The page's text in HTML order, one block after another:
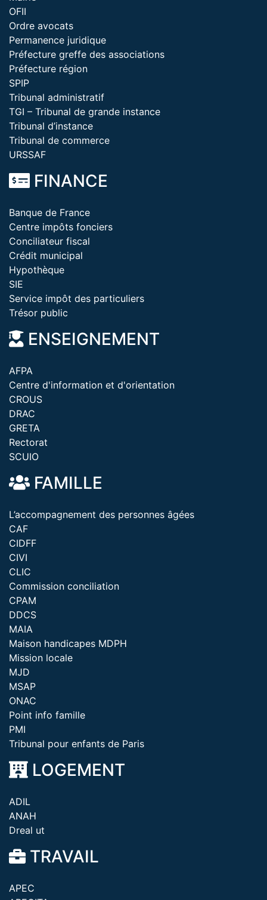
OFII
Ordre avocats
Permanence juridique
Préfecture greffe des associations
Préfecture région
SPIP
Tribunal administratif
TGI – Tribunal de grande instance
Tribunal d’instance
Tribunal de commerce
URSSAF
FINANCE
Banque de France
Centre impôts fonciers
Conciliateur fiscal
Crédit municipal
Hypothèque
SIE
Service impôt des particuliers
Trésor public
ENSEIGNEMENT
AFPA
Centre d'information et d'orientation
CROUS
DRAC
GRETA
Rectorat
SCUIO
FAMILLE
L’accompagnement des personnes âgées
CAF
CIDFF
CIVI
CLIC
Commission conciliation
CPAM
DDCS
MAIA
Maison handicapes MDPH
Mission locale
MJD
MSAP
ONAC
Point info famille
PMI
Tribunal pour enfants de Paris
LOGEMENT
ADIL
ANAH
Dreal ut
TRAVAIL
APEC